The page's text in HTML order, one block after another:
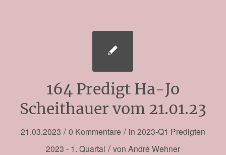
164 Predigt Ha-Jo
Scheithauer vom 21.01.23
21.03.2023 / 0 Kommentare / in 2023-Q1 Predigten
2023 - 1. Quartal / von André Wehner